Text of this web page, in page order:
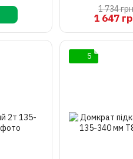
1 734
1 647
5